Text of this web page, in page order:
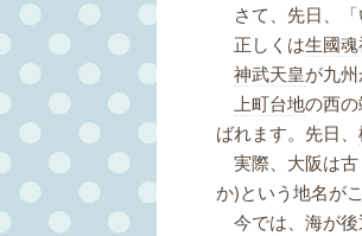
さて、先日、「
正しくは生國
神武天皇が九
上町台地の西
ばれます。先日、
実際、大阪は古
か)という地名が
今では、海が後